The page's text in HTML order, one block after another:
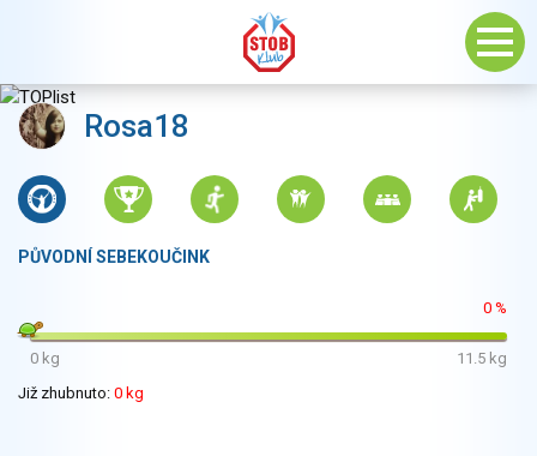
Rosa18
PŮVODNÍ SEBEKOUČINK
0 %
0 kg
11.5 kg
Již zhubnuto: 0 kg